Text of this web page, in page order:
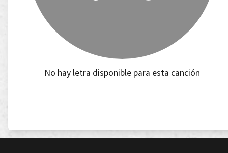
No hay letra disponible para esta canción